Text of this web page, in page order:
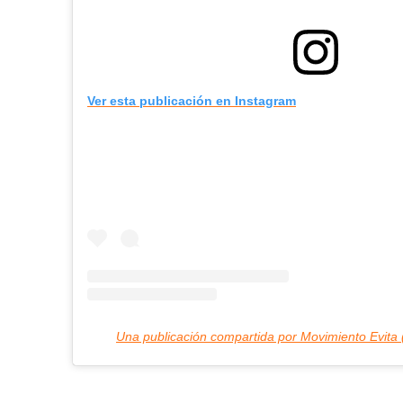
Ver esta publicación en Instagram
Una publicación compartida por Movimiento Evita